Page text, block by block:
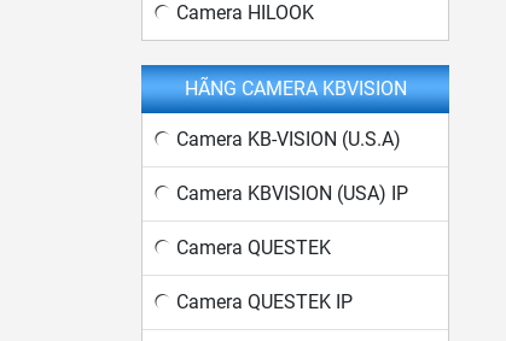
Camera HILOOK
HÃNG CAMERA KBVISION
Camera KB-VISION (U.S.A)
Camera KBVISION (USA) IP
Camera QUESTEK
Camera QUESTEK IP